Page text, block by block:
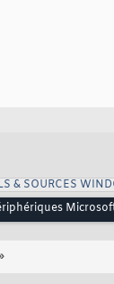
& SOURCES